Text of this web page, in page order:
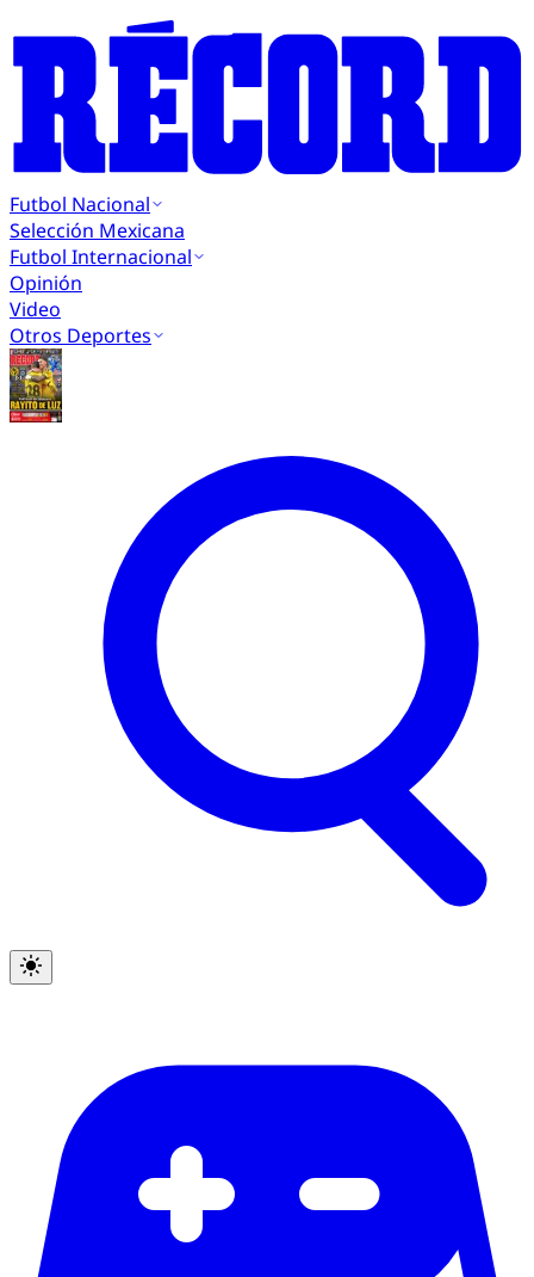
Futbol Nacional
Selección Mexicana
Futbol Internacional
Opinión
Video
Otros Deportes